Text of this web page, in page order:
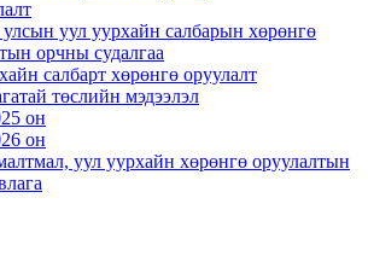
уул уурхайн салбарын хөрөнгө
орчны судалгаа
салбарт хөрөнгө оруулалт
төслийн мэдээлэл
он
он
уул уурхайн хөрөнгө оруулалтын